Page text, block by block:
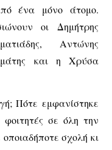
ένα μόνο άτομο.
οι Δημήτρης
Αντώνης
και η Χρύσα
Πότε εμφανίστηκε
σε όλη την
σχολή κι